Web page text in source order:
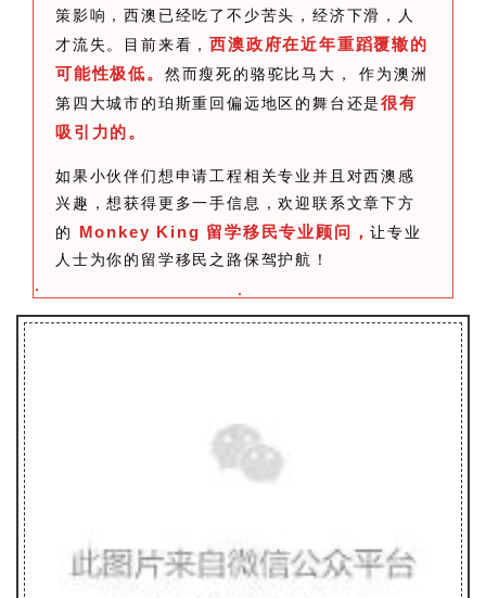
策影响，西澳已经吃了不少苦头，经济下滑，人
才流失。目前来看，西澳政府在近年重蹈覆辙的
可能性极低。 然而瘦死的骆驼比马大， 作为澳洲
第四大城市的珀斯重回偏远地区的舞台还是很有
吸引力的。
如果小伙伴们想申请工程相关专业并且对西澳感
兴趣，想获得更多一手信息，欢迎联系文章下方
的 Monkey King 留学移民专业顾问，让专业
人士为你的留学移民之路保驾护航！